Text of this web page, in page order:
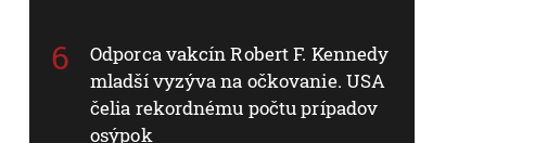
Odporca vakcín Robert F. Kennedy
mladší vyzýva na očkovanie. USA
čelia rekordnému počtu prípadov
osýpok